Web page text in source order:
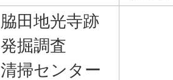
脇田地光寺跡
発掘調査
清掃センター